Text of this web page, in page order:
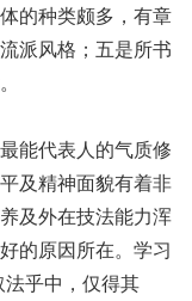
的种类颇多，有章
派风格；五是所书
能代表人的气质修
及精神面貌有着非
及外在技法能力浑
的原因所在。学习
乎中，仅得其